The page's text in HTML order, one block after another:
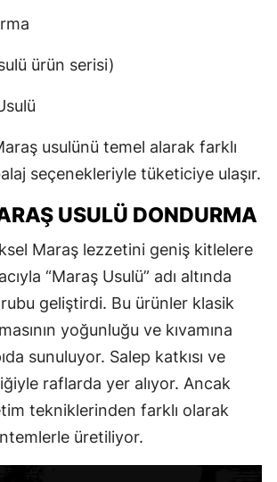
ürün serisi)
usulünü temel alarak farklı
seçenekleriyle tüketiciye ulaşır.
USULÜ DONDURMA
Maraş lezzetini geniş kitlelere
“Maraş Usulü” adı altında
geliştirdi. Bu ürünler klasik
yoğunluğu ve kıvamına
sunuluyor. Salep katkısı ve
raflarda yer alıyor. Ancak
tekniklerinden farklı olarak
üretiliyor.